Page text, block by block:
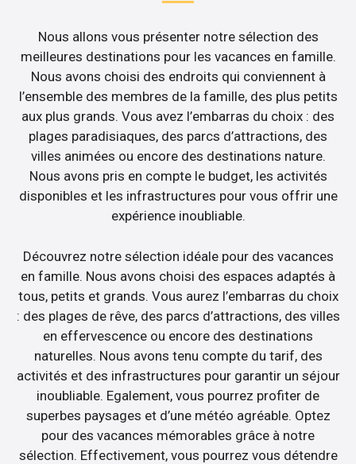
Nous allons vous présenter notre sélection des
meilleures destinations pour les vacances en famille.
Nous avons choisi des endroits qui conviennent à
l’ensemble des membres de la famille, des plus petits
aux plus grands. Vous avez l’embarras du choix : des
plages paradisiaques, des parcs d’attractions, des
villes animées ou encore des destinations nature.
Nous avons pris en compte le budget, les activités
disponibles et les infrastructures pour vous offrir une
expérience inoubliable.
Découvrez notre sélection idéale pour des vacances
en famille. Nous avons choisi des espaces adaptés à
tous, petits et grands. Vous aurez l’embarras du choix
: des plages de rêve, des parcs d’attractions, des villes
en effervescence ou encore des destinations
naturelles. Nous avons tenu compte du tarif, des
activités et des infrastructures pour garantir un séjour
inoubliable. Egalement, vous pourrez profiter de
superbes paysages et d’une météo agréable. Optez
pour des vacances mémorables grâce à notre
sélection. Effectivement, vous pourrez vous détendre